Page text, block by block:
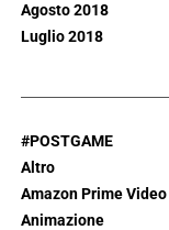
Agosto 2018
Luglio 2018
#POSTGAME
Altro
Amazon Prime Video
Animazione